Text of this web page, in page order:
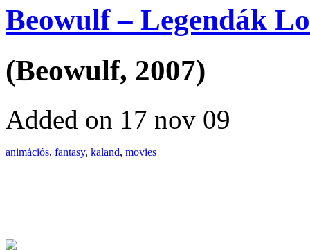
Beowulf – Legendák
(Beowulf, 2007)
Added on 17 nov 09
animációs, fantasy, kaland, movies